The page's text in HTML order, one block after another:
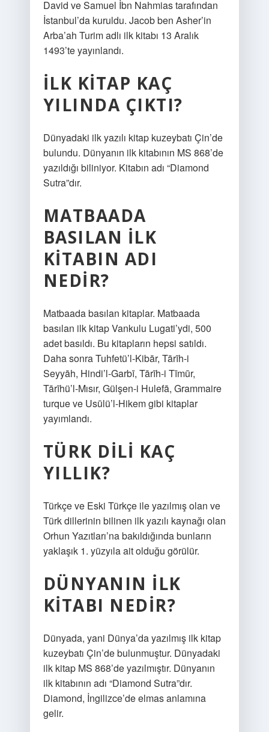
David ve Samuel İbn Nahmias tarafından
İstanbul’da kuruldu. Jacob ben Asher’in
Arba’ah Turim adlı ilk kitabı 13 Aralık
1493’te yayınlandı.
İLK KITAP KAÇ
YILINDA ÇIKTI?
Dünyadaki ilk yazılı kitap kuzeybatı Çin’de
bulundu. Dünyanın ilk kitabının MS 868’de
yazıldığı biliniyor. Kitabın adı “Diamond
Sutra”dır.
MATBAADA
BASILAN ILK
KITABIN ADI
NEDIR?
Matbaada basılan kitaplar. Matbaada
basılan ilk kitap Vankulu Lugati’ydi, 500
adet basıldı. Bu kitapların hepsi satıldı.
Daha sonra Tuhfetü’l-Kibār, Tārīh-i
Seyyāh, Hindi’l-Garbī, Tārīh-i Tīmūr,
Tārīhü’l-Mısır, Gülşen-i Hulefā, Grammaire
turque ve Usūlü’l-Hikem gibi kitaplar
yayımlandı.
TÜRK DILI KAÇ
YILLIK?
Türkçe ve Eski Türkçe ile yazılmış olan ve
Türk dillerinin bilinen ilk yazılı kaynağı olan
Orhun Yazıtları’na bakıldığında bunların
yaklaşık 1. yüzyıla ait olduğu görülür.
DÜNYANIN ILK
KITABI NEDIR?
Dünyada, yani Dünya’da yazılmış ilk kitap
kuzeybatı Çin’de bulunmuştur. Dünyadaki
ilk kitap MS 868’de yazılmıştır. Dünyanın
ilk kitabının adı “Diamond Sutra”dır.
Diamond, İngilizce’de elmas anlamına
gelir.